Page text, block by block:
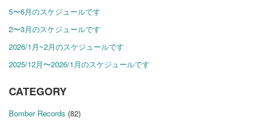
5〜6月のスケジュールです
2〜3月のスケジュールです
2026/1月~2月のスケジュールです
2025/12月〜2026/1月のスケジュールです
CATEGORY
Bomber Records (82)